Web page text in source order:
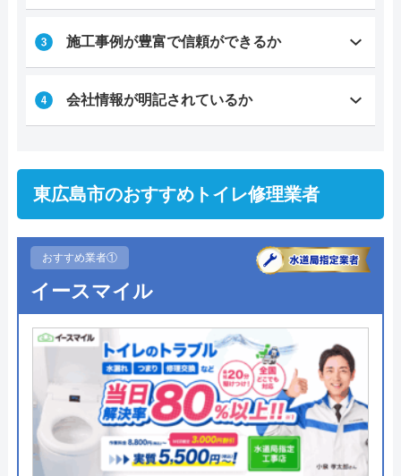
施工事例が豊富で信頼ができるか
会社情報が明記されているか
東広島市のおすすめトイレ修理業者
おすすめ業者①
イースマイル